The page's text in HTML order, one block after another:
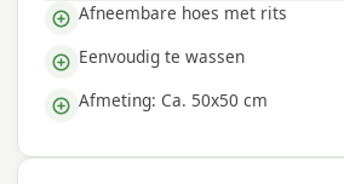
Afneembare hoes met rits
Eenvoudig te wassen
Afmeting: Ca. 50x50 cm